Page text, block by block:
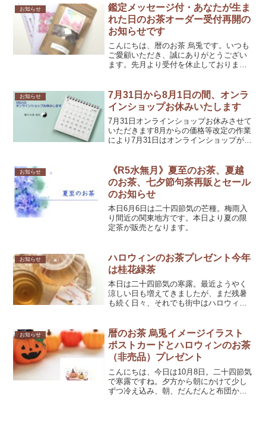
までお茶をたくさんお作りさせていただ
きました。立春より季節の...
お知らせ
鑑定メッセージ付・あなたが生ま
れた日のお茶オーダー受付再開の
お知らせです
こんにちは、暦のお茶 烏兎です。いつも
ご愛顧いただき、誠にありがとうござい
ます。先月より受付を休止しておりまし
再開いたします。今後のオーダーについ
て変更事項がございます...
お知らせ
7月31日から8月1日の間、オンラ
インショップお休みいたします
7月31日オンラインショップお休みさせて
いただきます8月からの価格等改定の作業
により7月31日はオンラインショップがお
店となりますので、どうぞよろしくお願
いい...
お知らせ
《R5水無月》夏至のお茶、夏越
のお茶、七夕節句茶再販とセール
のお知らせ
本日6月6日は二十四節気の芒種。梅雨入
り間近の関東地方です。本日より夏の限
定茶が販売となります。
お知らせ
ハロウィンのお茶プレゼント今年
は桂花緑茶
本日は二十四節気の寒露。最近ようやく
涼しい日も増えてきましたが、まだ残暑
も続く日々、それでも街中はハロウィン
す。さて、本日は当店から今年4回目のハ
ロウィンのお茶プレゼン...
お知らせ
暦のお茶 烏兎イメージイラスト
ポストカードとハロウィンのお茶
（非売品）プレゼント
こんにちは、今日は10月8日。二十四節気
で寒露ですね。夕方から朝にかけて少し
ずつ冷え込み、朝、だんだんと布団から